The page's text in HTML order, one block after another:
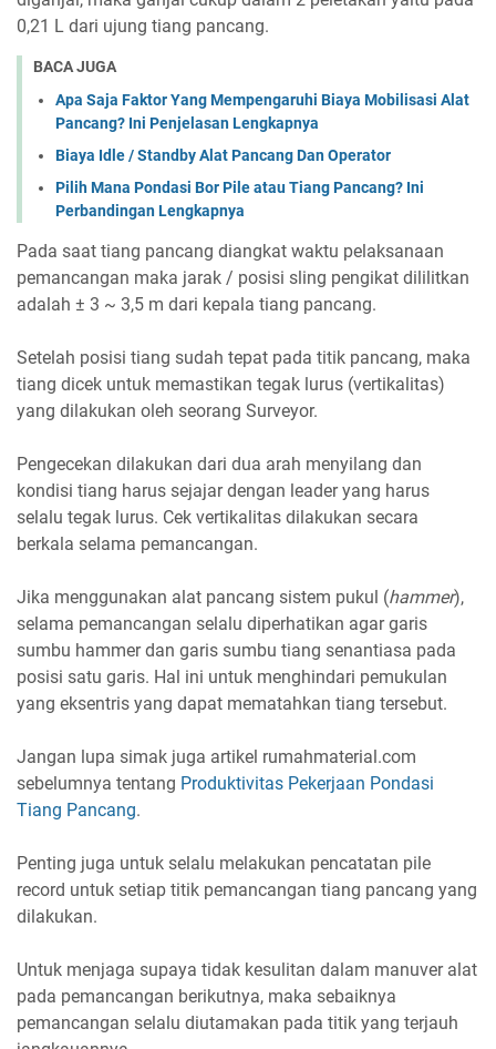
0,21 L dari ujung tiang pancang.
BACA JUGA
Apa Saja Faktor Yang Mempengaruhi Biaya Mobilisasi Alat
Pancang? Ini Penjelasan Lengkapnya
Biaya Idle / Standby Alat Pancang Dan Operator
Pilih Mana Pondasi Bor Pile atau Tiang Pancang? Ini
Perbandingan Lengkapnya
Pada saat tiang pancang diangkat waktu pelaksanaan
pemancangan maka jarak / posisi sling pengikat dililitkan
adalah ± 3 ~ 3,5 m dari kepala tiang pancang.
Setelah posisi tiang sudah tepat pada titik pancang, maka
tiang dicek untuk memastikan tegak lurus (vertikalitas)
yang dilakukan oleh seorang Surveyor.
Pengecekan dilakukan dari dua arah menyilang dan
kondisi tiang harus sejajar dengan leader yang harus
selalu tegak lurus. Cek vertikalitas dilakukan secara
berkala selama pemancangan.
Jika menggunakan alat pancang sistem pukul (hammer),
selama pemancangan selalu diperhatikan agar garis
sumbu hammer dan garis sumbu tiang senantiasa pada
posisi satu garis. Hal ini untuk menghindari pemukulan
yang eksentris yang dapat mematahkan tiang tersebut.
Jangan lupa simak juga artikel rumahmaterial.com
sebelumnya tentang Produktivitas Pekerjaan Pondasi
Tiang Pancang.
Penting juga untuk selalu melakukan pencatatan pile
record untuk setiap titik pemancangan tiang pancang yang
dilakukan.
Untuk menjaga supaya tidak kesulitan dalam manuver alat
pada pemancangan berikutnya, maka sebaiknya
pemancangan selalu diutamakan pada titik yang terjauh